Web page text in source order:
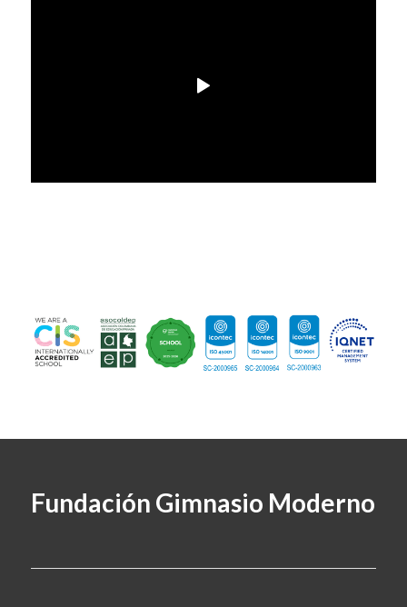
Fundación Gimnasio Moderno